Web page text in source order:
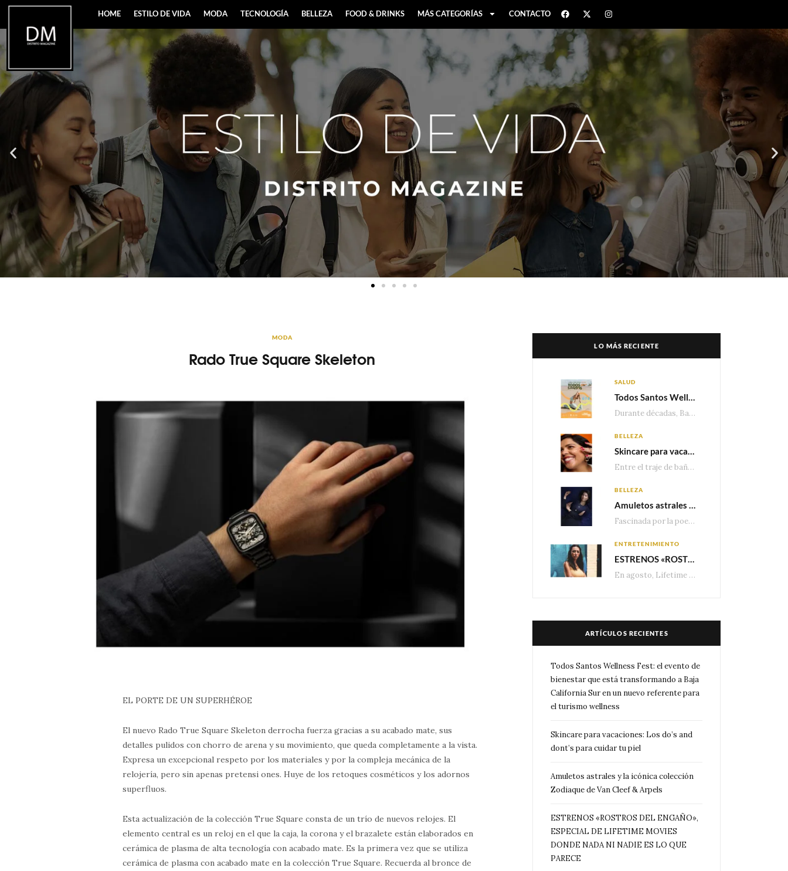
HOME ESTILO DE VIDA MODA TECNOLOGÍA BELLEZA FOOD & DRINKS MÁS CATEGORÍAS CONTACTO
MODA
Rado True Square Skeleton
EL PORTE DE UN SUPERHÉROE
El nuevo Rado True Square Skeleton derrocha fuerza gracias a su acabado mate, sus
detalles pulidos con chorro de arena y su movimiento, que queda completamente a la vista.
Expresa un excepcional respeto por los materiales y por la compleja mecánica de la
relojería, pero sin apenas pretensi ones. Huye de los retoques cosméticos y los adornos
superfluos.
Esta actualización de la colección True Square consta de un trío de nuevos relojes. El
elemento central es un reloj en el que la caja, la corona y el brazalete están elaborados en
cerámica de plasma de alta tecnología con acabado mate. Es la primera vez que se utiliza
cerámica de plasma con acabado mate en la colección True Square. Recuerda al bronce de
LO MÁS RECIENTE
SALUD
Todos Santos Wellness Fest: el evento de bienestar que está transformando a Baja California Sur en un nuevo referente para el turismo wellness
Durante décadas, Baja California Sur ha sido reconocido por sus playas, hoteles de lujo y…
BELLEZA
Skincare para vacaciones: Los do’s and dont’s para cuidar tu piel
Entre el traje de baño, las sandalias, los lentes de sol y los looks que…
BELLEZA
Amuletos astrales y la icónica colección Zodiaque de Van Cleef & Arpels
Fascinada por la poesía de las estrellas, la Maison Van Cleef & Arpels celebra la llegada de las…
ENTRETENIMIENTO
ESTRENOS «ROSTROS DEL ENGAÑO», ESPECIAL DE LIFETIME MOVIES DONDE NADA NI NADIE ES LO QUE PARECE
En agosto, Lifetime presenta estrenos exclusivos con historias donde las apariencias esconden los secretos más…
ARTÍCULOS RECIENTES
Todos Santos Wellness Fest: el evento de
bienestar que está transformando a Baja
California Sur en un nuevo referente para
el turismo wellness
Skincare para vacaciones: Los do’s and
dont’s para cuidar tu piel
Amuletos astrales y la icónica colección
Zodiaque de Van Cleef & Arpels
ESTRENOS «ROSTROS DEL ENGAÑO»,
ESPECIAL DE LIFETIME MOVIES
DONDE NADA NI NADIE ES LO QUE
PARECE